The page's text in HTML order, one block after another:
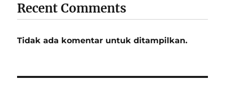
Recent Comments
Tidak ada komentar untuk ditampilkan.